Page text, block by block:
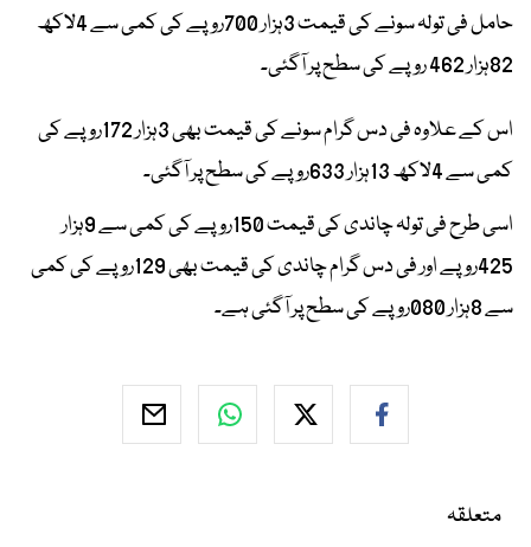
حامل فی تولہ سونے کی قیمت 3ہزار 700روپے کی کمی سے 4لاکھ
82ہزار 462 روپے کی سطح پر آگئی۔
اس کے علاوہ فی دس گرام سونے کی قیمت بھی 3ہزار 172روپے کی
کمی سے 4لاکھ 13ہزار 633روپے کی سطح پر آگئی۔
اسی طرح فی تولہ چاندی کی قیمت 150روپے کی کمی سے 9ہزار
425روپے اور فی دس گرام چاندی کی قیمت بھی 129روپے کی کمی
سے 8ہزار 080روپے کی سطح پر آگئی ہے۔
متعلقہ